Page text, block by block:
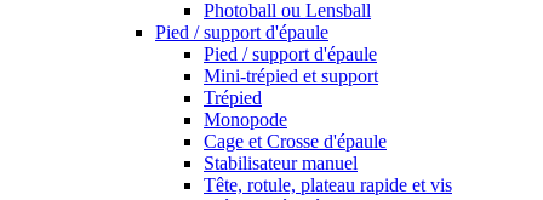
Photoball ou Lensball
Pied / support d'épaule
Pied / support d'épaule
Mini-trépied et support
Trépied
Monopode
Cage et Crosse d'épaule
Stabilisateur manuel
Tête, rotule, plateau rapide et vis